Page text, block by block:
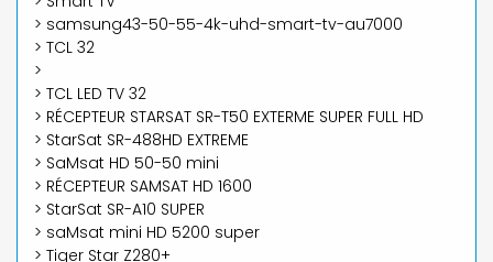
> samsung43-50-55-4k-uhd-smart-tv-au7000
> TCL 32
>
> TCL LED TV 32
> RÉCEPTEUR STARSAT SR-T50 EXTERME SUPER FULL HD
> StarSat SR-488HD EXTREME
> SaMsat HD 50-50 mini
> RÉCEPTEUR SAMSAT HD 1600
> StarSat SR-A10 SUPER
> saMsat mini HD 5200 super
> Tiger Star Z280+